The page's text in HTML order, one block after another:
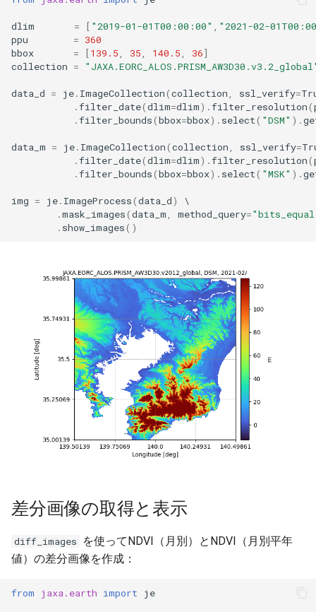
dlim = [ "2019-01-01T00:00:00" , "2021-02-
ppu
= 360
bbox
= [139.5, 35, 140.5, 36]
collection =
data_d = je. ImageCollection(collection, ssl_verify=
.filter_date(dlim=dlim) .filter_resolution(
.filter_bounds(bbox=bbox) . select( "DSM" ) .
data_m = je. ImageCollection(collection, ssl_verify=
.filter_date(dlim=dlim) .filter_resolution(
.filter_bounds(bbox=bbox) . select( "MSK" ) .
img = je. ImageProcess(data_d)
.mask_images(data_m, method_query=
. show_images()
差分画像の取得と表示
diff_images
を使ってNDVI（月別）とNDVI（月別平年
値）の差分画像を作成：
from jaxa.earth import je